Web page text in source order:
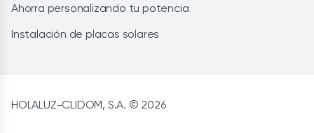
Ahorra personalizando tu potencia
Instalación de placas solares
HOLALUZ-CLIDOM, S.A. © 2026